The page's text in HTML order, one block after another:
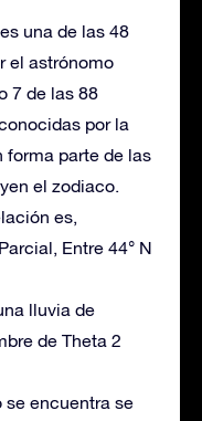
una de las 48
el astrónomo
7 de las 88
por la
forma parte de las
el zodiaco.
es,
Entre 44° N
lluvia de
de Theta 2
se encuentra se